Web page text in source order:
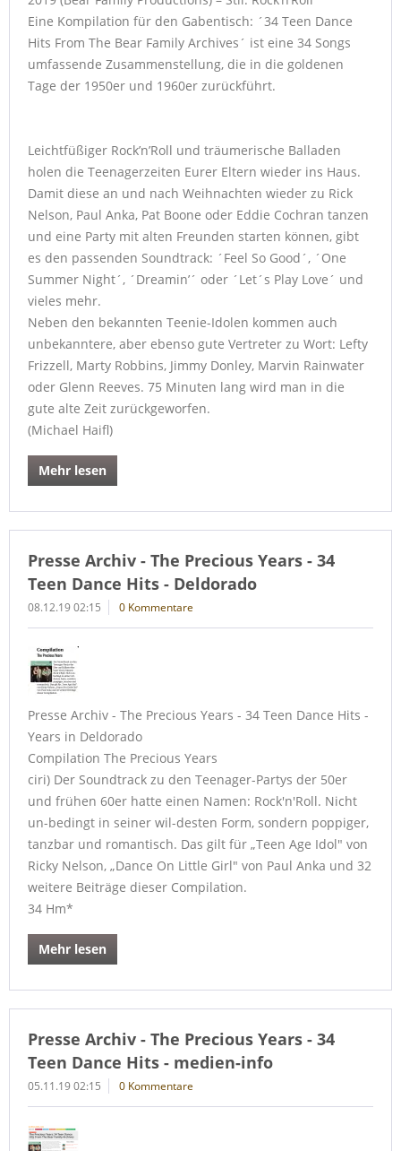
Eine Kompilation für den Gabentisch: ´34 Teen Dance
Hits From The Bear Family Archives´ ist eine 34 Songs
umfassende Zusammenstellung, die in die goldenen
Tage der 1950er und 1960er zurückführt.
Leichtfüßiger Rock’n’Roll und träumerische Balladen
holen die Teenagerzeiten Eurer Eltern wieder ins Haus.
Damit diese an und nach Weihnachten wieder zu Rick
Nelson, Paul Anka, Pat Boone oder Eddie Cochran tanzen
und eine Party mit alten Freunden starten können, gibt
es den passenden Soundtrack: ´Feel So Good´, ´One
Summer Night´, ´Dreamin’´ oder ´Let´s Play Love´ und
vieles mehr.
Neben den bekannten Teenie-Idolen kommen auch
unbekanntere, aber ebenso gute Vertreter zu Wort: Lefty
Frizzell, Marty Robbins, Jimmy Donley, Marvin Rainwater
oder Glenn Reeves. 75 Minuten lang wird man in die
gute alte Zeit zurückgeworfen.
(Michael Haifl)
Mehr lesen
Presse Archiv - The Precious Years - 34
Teen Dance Hits - Deldorado
08.12.19 02:15 0 Kommentare
Presse Archiv - The Precious Years - 34 Teen Dance Hits -
Years in Deldorado
Compilation The Precious Years
ciri) Der Soundtrack zu den Teenager-Partys der 50er
und frühen 60er hatte einen Namen: Rock'n'Roll. Nicht
un-bedingt in seiner wil-desten Form, sondern poppiger,
tanzbar und romantisch. Das gilt für „Teen Age Idol" von
Ricky Nelson, „Dance On Little Girl" von Paul Anka und 32
weitere Beiträge dieser Compilation.
34 Hm*
Mehr lesen
Presse Archiv - The Precious Years - 34
Teen Dance Hits - medien-info
05.11.19 02:15 0 Kommentare